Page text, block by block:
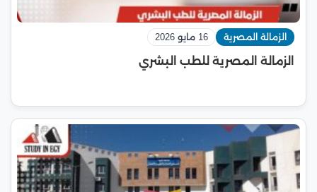
الزمالة المصرية 16 مايو 2026
الزمالة المصرية للطب البشري